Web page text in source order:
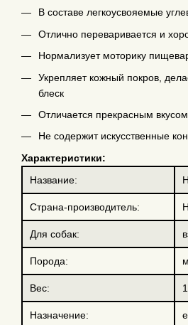
В составе легкоусвояемые
Отлично переваривается и
Нормализует моторику
Укрепляет кожный покров,
блеск
Отличается прекрасным вкусом
Не содержит искусственные
Характеристики:
Название:
Страна-производитель:
Для собак:
Порода:
Вес:
Назначение: